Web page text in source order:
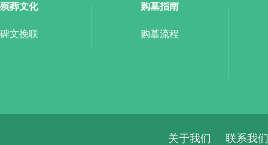
殡葬文化
碑文挽联
购墓指南
购墓流程
关于我们 联系我们